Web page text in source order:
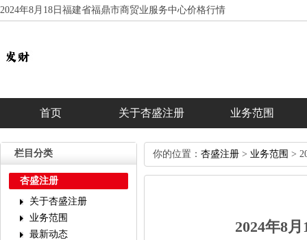
2024年8月18日福建省福鼎市商贸业服务中心价格行情
首页 关于杏盛注册 业务范围
栏目分类
杏盛注册
关于杏盛注册
业务范围
最新动态
你的位置： 杏盛注册 > 业务范围
2024年8